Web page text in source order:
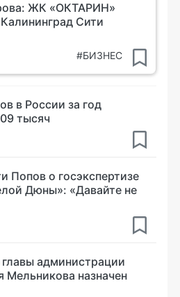
ЖК «ОКТАРИН»
Сити
#БИЗНЕС
в России за год
тысяч
Попов о госэкспертизе
Дюны»: «Давайте не
администрации
Мельникова назначен